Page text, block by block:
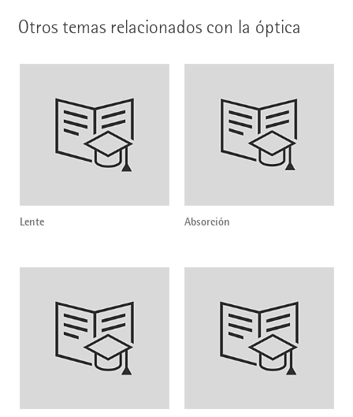
Otros temas relacionados con la óptica
Lente Absorción